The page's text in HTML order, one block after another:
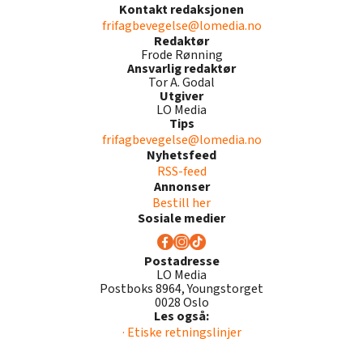
Kontakt redaksjonen
frifagbevegelse@lomedia.no
Redaktør
Frode Rønning
Ansvarlig redaktør
Tor A. Godal
Utgiver
LO Media
Tips
frifagbevegelse@lomedia.no
Nyhetsfeed
RSS-feed
Annonser
Bestill her
Sosiale medier
Postadresse
LO Media
Postboks 8964, Youngstorget
0028 Oslo
Les også:
· Etiske retningslinjer